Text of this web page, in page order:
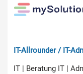
IT-Allrounder / IT-
IT | Beratung IT |